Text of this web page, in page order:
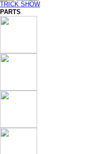
TRICK SHOW
PARTS